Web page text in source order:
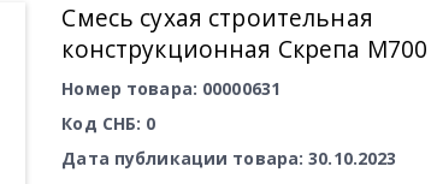
Смесь сухая строительная
конструкционная Скрепа М700
Номер товара: 00000631
Код СНБ: 0
Дата публикации товара: 30.10.2023